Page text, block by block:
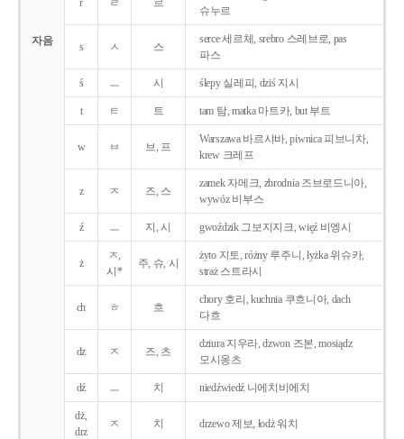
자음
r ㄹ 르
슈누르
s ㅅ 스
serce 세르체, srebro 스레브로, pas
파스
ś ㅡ 시 ślepy 실레피, dziś 지시
t ㅌ 트 tam 탐, matka 마트카, but 부트
w ㅂ 브, 프
Warszawa 바르샤바, piwnica 피브니차,
krew 크레프
z ㅈ 즈, 스
zamek 자메크, zbrodnia 즈브로드니아,
wywóz 비부스
ź ㅡ 지, 시 gwoździk 그보지지크, więź 비엥시
ż
ㅈ,
시*
주, 슈, 시
żyto 지토, różny 루주니, łyżka 위슈카,
straż 스트라시
ch ㅎ 흐
chory 호리, kuchnia 쿠흐니아, dach
다흐
dz ㅈ 즈, 츠
dziura 지우라, dzwon 즈본, mosiądz
모시옹츠
dź ㅡ 치 niedźwiedź 니에치비에치
dż,
drz
ㅈ 치 drzewo 제보, łodż 워치